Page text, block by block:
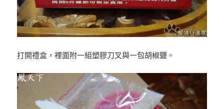
打開禮盒，裡面附一組塑膠刀叉與一包胡椒鹽。